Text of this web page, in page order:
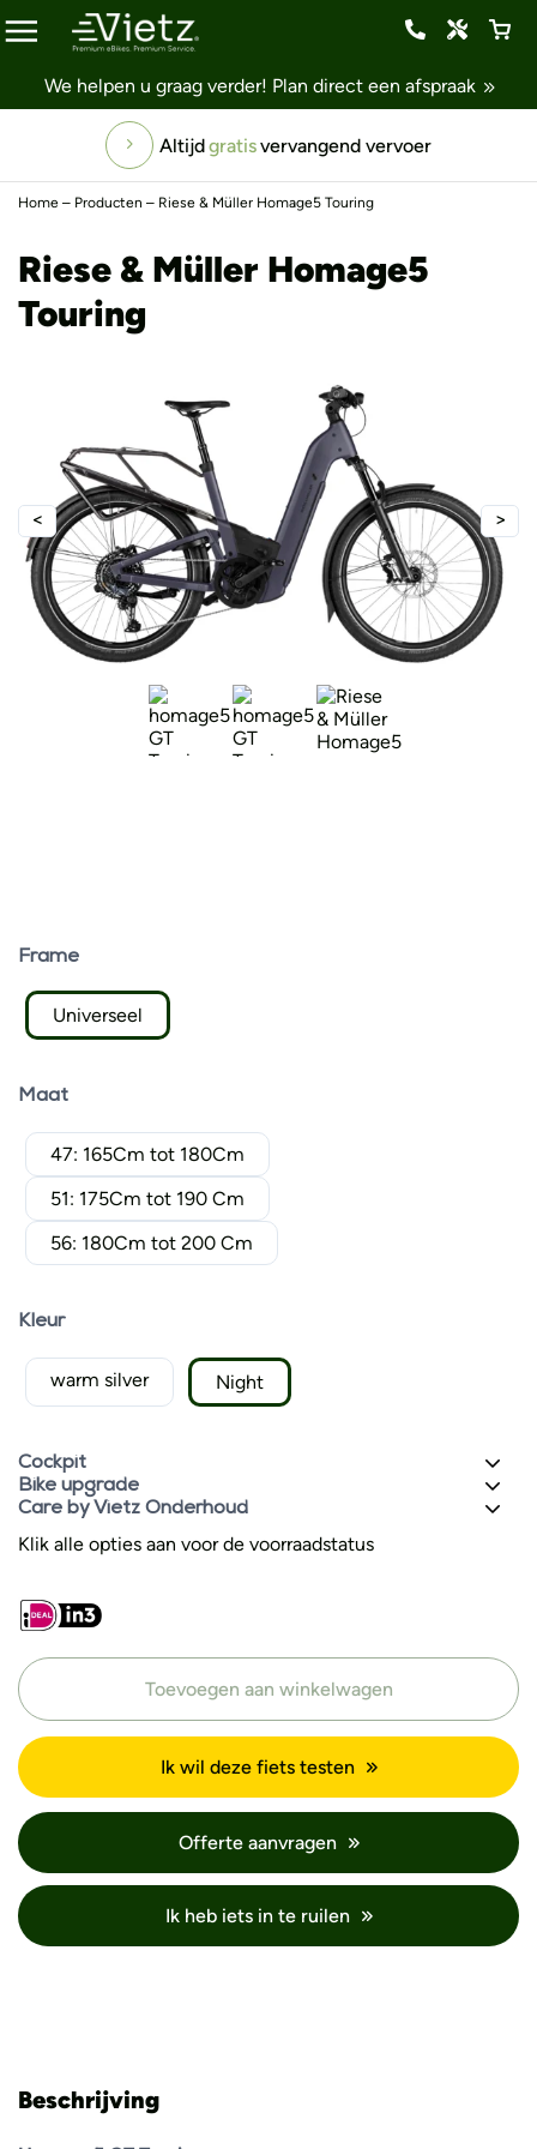
We helpen u graag verder! Plan direct een afspraak
Altijdgratisvervangend vervoer
Home – Producten – Riese & Müller Homage5 Touring
Riese & Müller Homage5
Touring
Frame
Universeel
Maat
47: 165Cm tot 180Cm
51: 175Cm tot 190 Cm
56: 180Cm tot 200 Cm
Kleur
warm silver Night
Cockpit
Bike upgrade
Care by Vietz Onderhoud
Klik alle opties aan voor de voorraadstatus
Toevoegen aan winkelwagen
Ik wil deze fiets testen
Offerte aanvragen
Ik heb iets in te ruilen
Beschrijving